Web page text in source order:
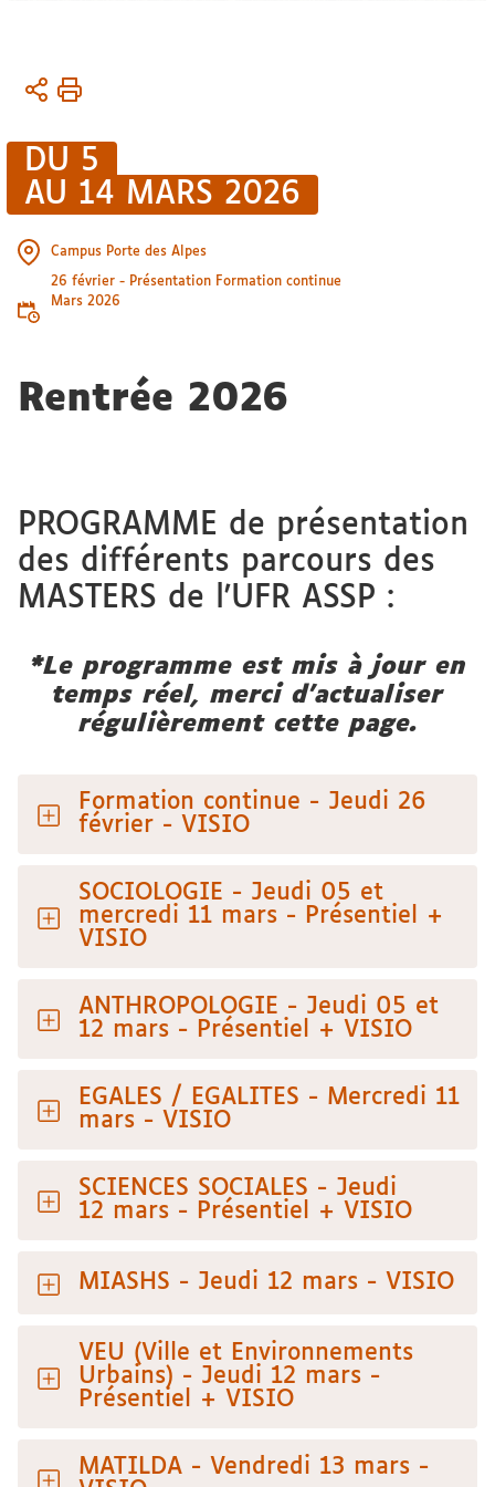
Vous
Accueil
Toute
l'actualité
DU 5
AU 14 MARS 2026
Campus Porte des Alpes
26 février - Présentation Formation continue
Mars 2026
Rentrée 2026
PROGRAMME de présentation
des différents parcours des
MASTERS de l'UFR ASSP :
*Le programme est mis à jour en
temps réel, merci d'actualiser
régulièrement cette page.
Formation continue - Jeudi 26
février - VISIO
SOCIOLOGIE - Jeudi 05 et
mercredi 11 mars - Présentiel +
VISIO
ANTHROPOLOGIE - Jeudi 05 et
12 mars - Présentiel + VISIO
EGALES / EGALITES - Mercredi 11
mars - VISIO
SCIENCES SOCIALES - Jeudi
12 mars - Présentiel + VISIO
MIASHS - Jeudi 12 mars - VISIO
VEU (Ville et Environnements
Urbains) - Jeudi 12 mars -
Présentiel + VISIO
MATILDA - Vendredi 13 mars -